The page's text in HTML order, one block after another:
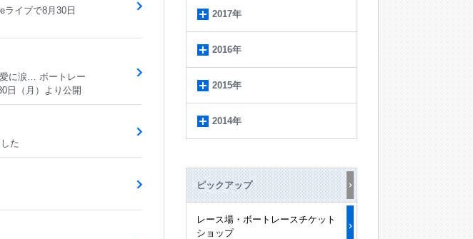
ライブで8月30日
に涙… ボートレー
日（月）より公開
た
2017年
2016年
2015年
2014年
ピックアップ
レース場・ボートレースチケット
ショップ